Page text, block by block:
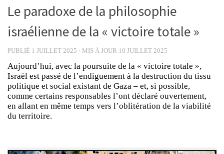
Le paradoxe de la philosophie
israélienne de la « victoire totale »
PUBLIÉ 1 JUILLET 2025 · MIS À JOUR 10 JUILLET 2025
Aujourd’hui, avec la poursuite de la « victoire totale »,
Israël est passé de l’endiguement à la destruction du tissu
politique et social existant de Gaza – et, si possible,
comme certains responsables l’ont déclaré ouvertement,
en allant en même temps vers l’oblitération de la viabilité
du territoire.